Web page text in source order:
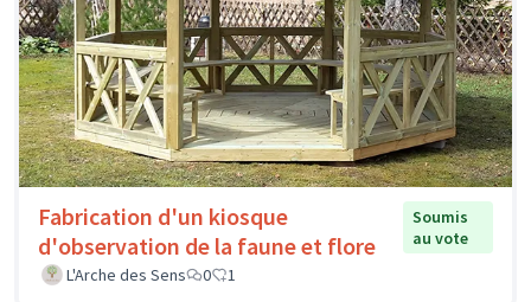
Fabrication d'un kiosque
d'observation de la faune et flore
Soumis
au vote
L'Arche des Sens
0 1